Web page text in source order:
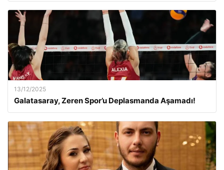
13/12/2025
Galatasaray, Zeren Spor’u Deplasmanda Aşamadı!